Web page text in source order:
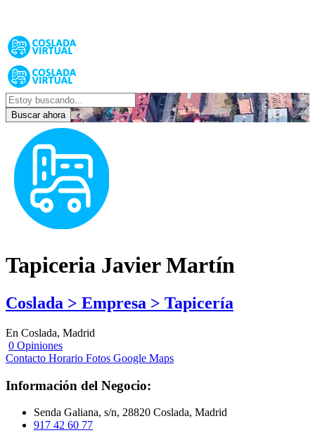
Buscar ahora
Tapiceria Javier Martín
Coslada > Empresa > Tapicería
En Coslada, Madrid
0 Opiniones
Contacto Horario Fotos Google Maps
Información del Negocio:
Senda Galiana, s/n, 28820 Coslada, Madrid
917 42 60 77